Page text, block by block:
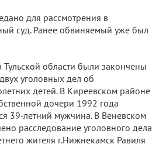
для рассмотрения в
суд. Ранее обвиняемый уже был
области были закончены
уголовных дел об
детей. В Киреевском районе
дочери 1992 года
39-летний мужчина. В Веневском
расследование уголовного дела
жителя г.Нижнекамск Равиля